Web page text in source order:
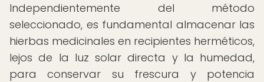
Independientemente del método
seleccionado, es fundamental almacenar las
hierbas medicinales en recipientes herméticos,
lejos de la luz solar directa y la humedad,
para conservar su frescura y potencia